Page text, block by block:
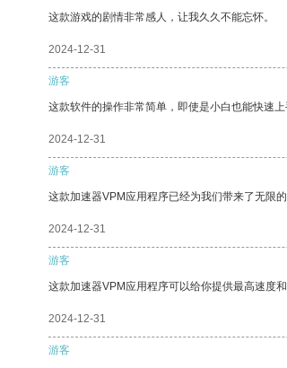
这款游戏的剧情非常感人，让我久久不能忘怀。
2024-12-31
游客
这款软件的操作非常简单，即使是小白也能快速上
2024-12-31
游客
这款加速器VPM应用程序已经为我们带来了无限的
2024-12-31
游客
这款加速器VPM应用程序可以给你提供最高速度
2024-12-31
游客